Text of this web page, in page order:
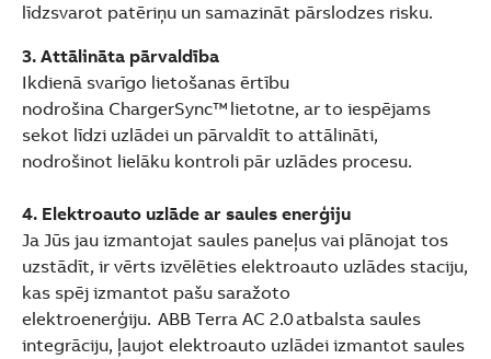
līdzsvarot patēriņu un samazināt pārslodzes risku.
3. Attālināta pārvaldība
Ikdienā svarīgo lietošanas ērtību
nodrošina ChargerSync™ lietotne, ar to iespējams
sekot līdzi uzlādei un pārvaldīt to attālināti,
nodrošinot lielāku kontroli pār uzlādes procesu.
4. Elektroauto uzlāde ar saules enerģiju
Ja Jūs jau izmantojat saules paneļus vai plānojat tos
uzstādīt, ir vērts izvēlēties elektroauto uzlādes staciju,
kas spēj izmantot pašu saražoto
elektroenerģiju. ABB Terra AC 2.0 atbalsta saules
integrāciju, ļaujot elektroauto uzlādei izmantot saules